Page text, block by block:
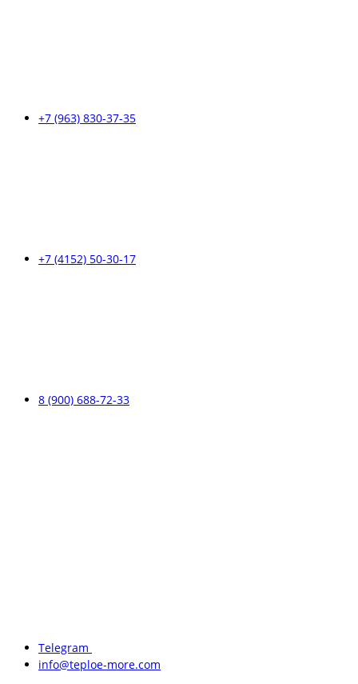
+7 (963) 830-37-35
+7 (4152) 50-30-17
8 (900) 688-72-33
Telegram
info@teploe-more.com